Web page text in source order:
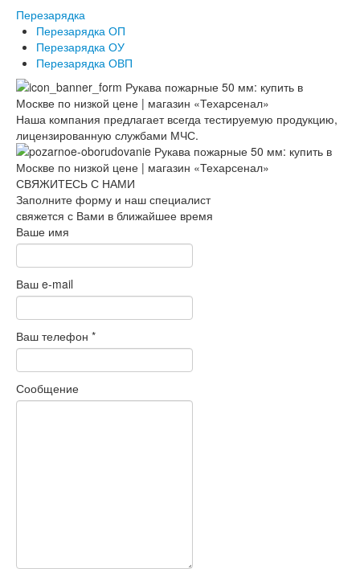
Перезарядка
Перезарядка ОП
Перезарядка ОУ
Перезарядка ОВП
Наша компания предлагает всегда тестируемую продукцию,
лицензированную службами МЧС.
СВЯЖИТЕСЬ С НАМИ
Заполните форму и наш специалист
свяжется с Вами в ближайшее время
Ваше имя
Ваш e-mail
Ваш телефон *
Сообщение